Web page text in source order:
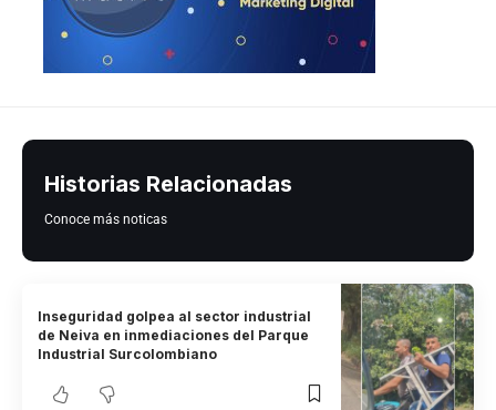
Historias Relacionadas
Conoce más noticas
Inseguridad golpea al sector industrial
de Neiva en inmediaciones del Parque
Industrial Surcolombiano